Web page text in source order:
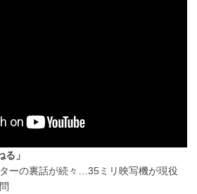
」
ーの裏話が続々…35ミリ映写機が現役